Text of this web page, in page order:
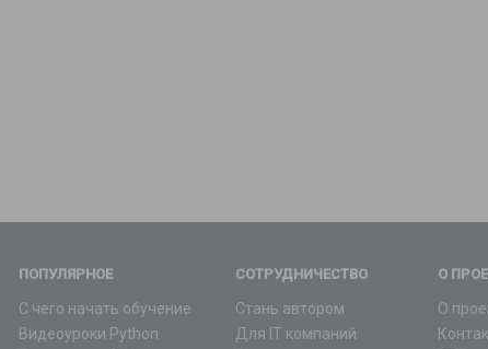
ПОПУЛЯРНОЕ
С чего начать обучение
Видеоуроки Python
СОТРУДНИЧЕСТВО
Стань автором
Для IT компаний
О
О